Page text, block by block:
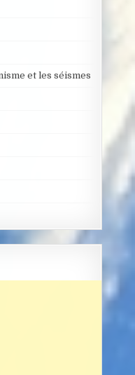
et les séismes